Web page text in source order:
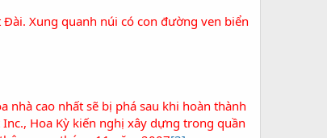
Đài. Xung quanh núi có con đường ven biển
nhà cao nhất sẽ bị phá sau khi hoàn thành
Hoa Kỳ kiến nghị xây dựng trong quần